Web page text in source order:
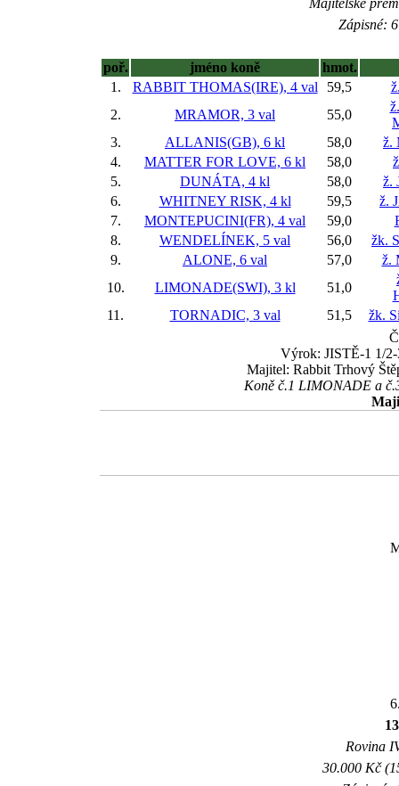
Majitelské
Zápisné:
poř. jméno koně
hmot.
1.
RABBIT THOMAS(IRE), 4 val 59,5
2.
MRAMOR, 3 val 55,0
3.
ALLANIS(GB), 6 kl 58,0
ž.
4.
MATTER FOR LOVE, 6 kl 58,0
5.
DUNÁTA, 4 kl 58,0
ž.
6.
WHITNEY RISK, 4 kl 59,5
ž.
7.
MONTEPUCINI(FR), 4 val 59,0
8.
WENDELÍNEK, 5 val 56,0
žk.
9.
ALONE, 6 val 57,0
ž.
10.
LIMONADE(SWI), 3 kl 51,0
11.
TORNADIC, 3 val 51,5
žk.
Výrok: JISTĚ-1 1/
Majitel: Rabbit Trhový
Koně č.1 LIMONADE a
Rovina
30.000 Kč